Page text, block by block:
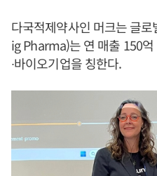
다국적제약사인 머크는 글
ig Pharma)는 연 매출 150
∙바이오기업을 칭한다.